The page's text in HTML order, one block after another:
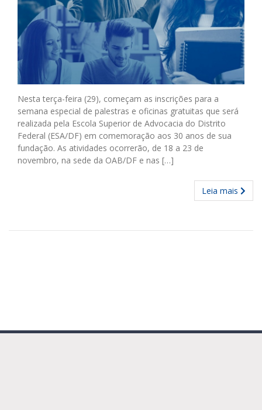
Nesta terça-feira (29), começam as inscrições para a
semana especial de palestras e oficinas gratuitas que será
realizada pela Escola Superior de Advocacia do Distrito
Federal (ESA/DF) em comemoração aos 30 anos de sua
fundação. As atividades ocorrerão, de 18 a 23 de
novembro, na sede da OAB/DF e nas […]
Leia mais